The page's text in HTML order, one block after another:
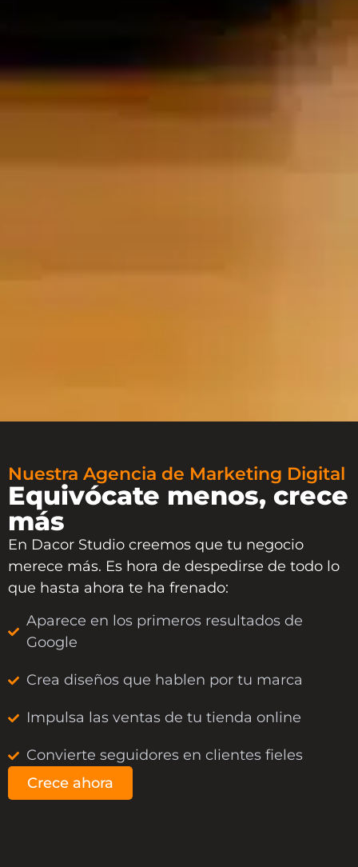
Nuestra Agencia de Marketing Digital
Equivócate menos, crece
más
En Dacor Studio creemos que tu negocio
merece más. Es hora de despedirse de todo lo
que hasta ahora te ha frenado:
Aparece en los primeros resultados de
Google
Crea diseños que hablen por tu marca
Impulsa las ventas de tu tienda online
Convierte seguidores en clientes fieles
Crece ahora